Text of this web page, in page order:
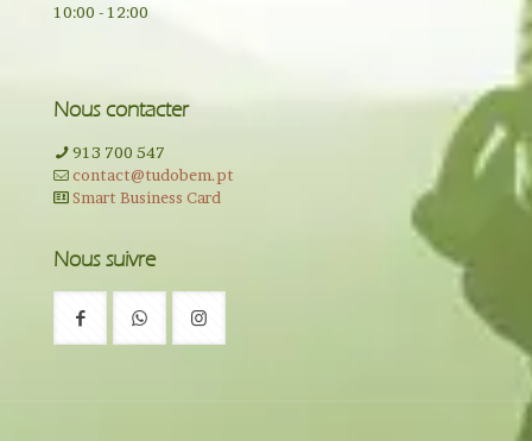
10:00 - 12:00
Nous contacter
913 700 547
contact@tudobem.pt
Smart Business Card
Nous suivre